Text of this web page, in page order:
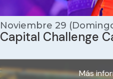
Noviembre 29
Capital Challenge
Más